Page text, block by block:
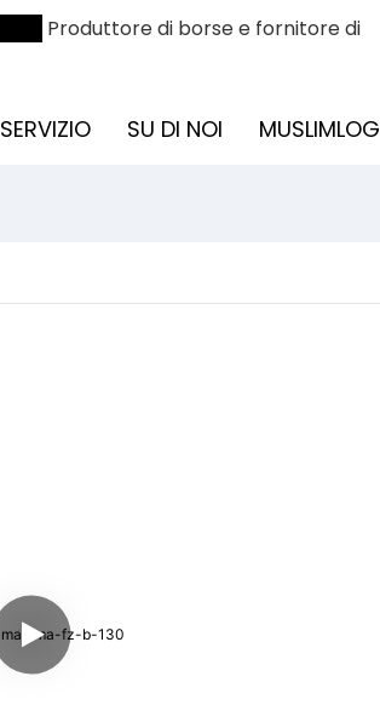
Produttore di borse e fornitore di
SERVIZIO SU DI NOI MUSLIMLOG